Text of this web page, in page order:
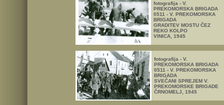
fotografija - V.
PREKOMORSKA BRIGADA
0511 - V. PREKOMORSKA
BRIGADA
GRADITEV MOSTU ČEZ
REKO KOLPO
VINICA, 1945
fotografija - V.
PREKOMORSKA BRIGADA
0511 - V. PREKOMORSKA
BRIGADA
SVEČANI SPREJEM V.
PREKOMORSKE BRIGADE
ČRNOMELJ, 1945